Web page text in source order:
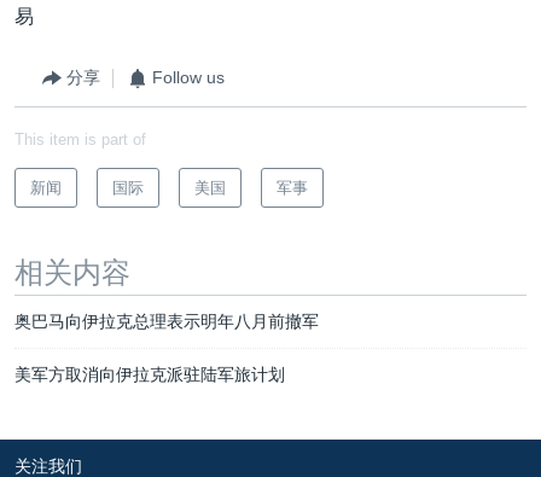
易
分享 Follow us
This item is part of
新闻 国际 美国 军事
相关内容
奥巴马向伊拉克总理表示明年八月前撤军
美军方取消向伊拉克派驻陆军旅计划
关注我们